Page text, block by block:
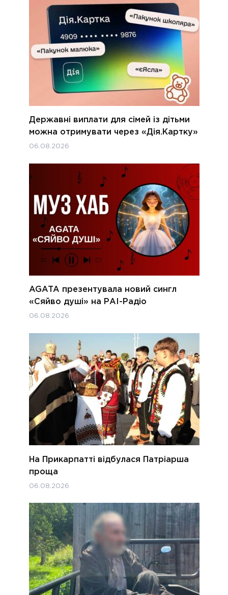
Державні виплати для сімей із дітьми
можна отримувати через «Дія.Картку»
06.08.2026
AGATA презентувала новий сингл
«Сяйво душі» на РАІ-Радіо
06.08.2026
На Прикарпатті відбулася Патріарша
проща
06.08.2026